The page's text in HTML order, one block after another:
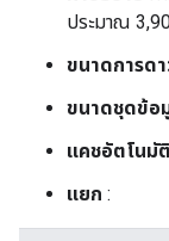
ประมาณ
ขนาดการด
ขนาดชุดข้อ
แคชอัตโนมัติ
แยก :